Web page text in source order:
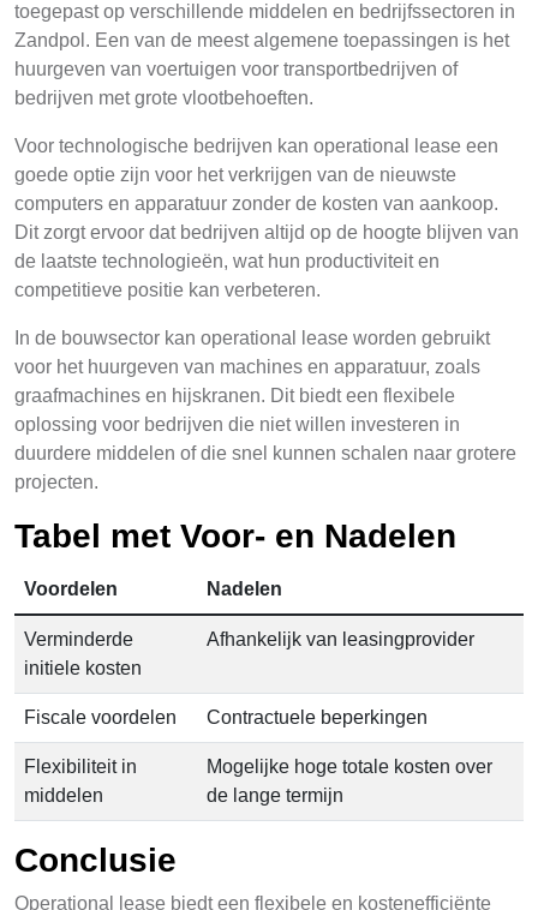
toegepast op verschillende middelen en bedrijfssectoren in
Zandpol. Een van de meest algemene toepassingen is het
huurgeven van voertuigen voor transportbedrijven of
bedrijven met grote vlootbehoeften.
Voor technologische bedrijven kan operational lease een
goede optie zijn voor het verkrijgen van de nieuwste
computers en apparatuur zonder de kosten van aankoop.
Dit zorgt ervoor dat bedrijven altijd op de hoogte blijven van
de laatste technologieën, wat hun productiviteit en
competitieve positie kan verbeteren.
In de bouwsector kan operational lease worden gebruikt
voor het huurgeven van machines en apparatuur, zoals
graafmachines en hijskranen. Dit biedt een flexibele
oplossing voor bedrijven die niet willen investeren in
duurdere middelen of die snel kunnen schalen naar grotere
projecten.
Tabel met Voor- en Nadelen
Voordelen Nadelen
Verminderde
initiele kosten
Afhankelijk van leasingprovider
Fiscale voordelen Contractuele beperkingen
Flexibiliteit in
middelen
Mogelijke hoge totale kosten over
de lange termijn
Conclusie
Operational lease biedt een flexibele en kostenefficiënte